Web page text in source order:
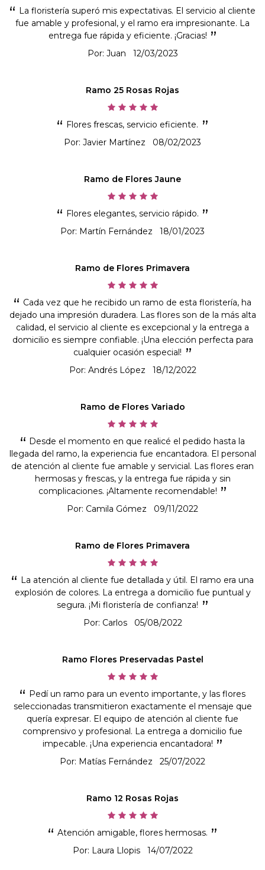
La floristería superó mis expectativas. El servicio al cliente
fue amable y profesional, y el ramo era impresionante. La
entrega fue rápida y eficiente. ¡Gracias!
Por: Juan
12/03/2023
Ramo 25 Rosas Rojas
Flores frescas, servicio eficiente.
Por: Javier Martínez
08/02/2023
Ramo de Flores Jaune
Flores elegantes, servicio rápido.
Por: Martín Fernández
18/01/2023
Ramo de Flores Primavera
Cada vez que he recibido un ramo de esta floristería, ha
dejado una impresión duradera. Las flores son de la más alta
calidad, el servicio al cliente es excepcional y la entrega a
domicilio es siempre confiable. ¡Una elección perfecta para
cualquier ocasión especial!
Por: Andrés López
18/12/2022
Ramo de Flores Variado
Desde el momento en que realicé el pedido hasta la
llegada del ramo, la experiencia fue encantadora. El personal
de atención al cliente fue amable y servicial. Las flores eran
hermosas y frescas, y la entrega fue rápida y sin
complicaciones. ¡Altamente recomendable!
Por: Camila Gómez
09/11/2022
Ramo de Flores Primavera
La atención al cliente fue detallada y útil. El ramo era una
explosión de colores. La entrega a domicilio fue puntual y
segura. ¡Mi floristería de confianza!
Por: Carlos
05/08/2022
Ramo Flores Preservadas Pastel
Pedí un ramo para un evento importante, y las flores
seleccionadas transmitieron exactamente el mensaje que
quería expresar. El equipo de atención al cliente fue
comprensivo y profesional. La entrega a domicilio fue
impecable. ¡Una experiencia encantadora!
Por: Matías Fernández
25/07/2022
Ramo 12 Rosas Rojas
Atención amigable, flores hermosas.
Por: Laura Llopis
14/07/2022